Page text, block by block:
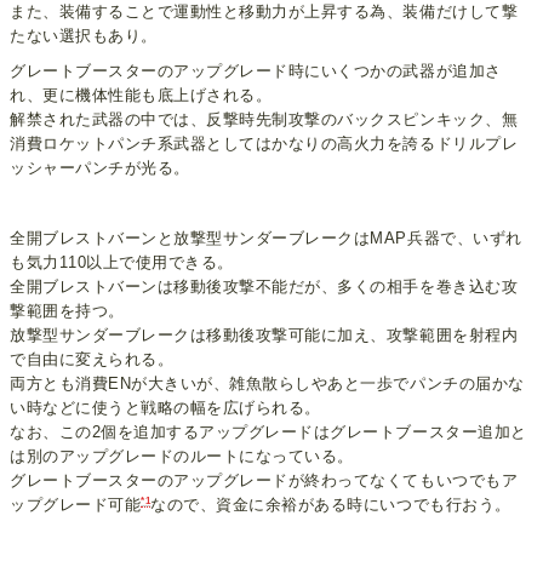
また、装備することで運動性と移動力が上昇する為、装備だけして撃
たない選択もあり。
グレートブースターのアップグレード時にいくつかの武器が追加さ
れ、更に機体性能も底上げされる。
解禁された武器の中では、反撃時先制攻撃のバックスピンキック、無
消費ロケットパンチ系武器としてはかなりの高火力を誇るドリルプレ
ッシャーパンチが光る。
全開ブレストバーンと放撃型サンダーブレークはMAP兵器で、いずれ
も気力110以上で使用できる。
全開ブレストバーンは移動後攻撃不能だが、多くの相手を巻き込む攻
撃範囲を持つ。
放撃型サンダーブレークは移動後攻撃可能に加え、攻撃範囲を射程内
で自由に変えられる。
両方とも消費ENが大きいが、雑魚散らしやあと一歩でパンチの届かな
い時などに使うと戦略の幅を広げられる。
なお、この2個を追加するアップグレードはグレートブースター追加と
は別のアップグレードのルートになっている。
グレートブースターのアップグレードが終わってなくてもいつでもア
ップグレード可能*1なので、資金に余裕がある時にいつでも行おう。